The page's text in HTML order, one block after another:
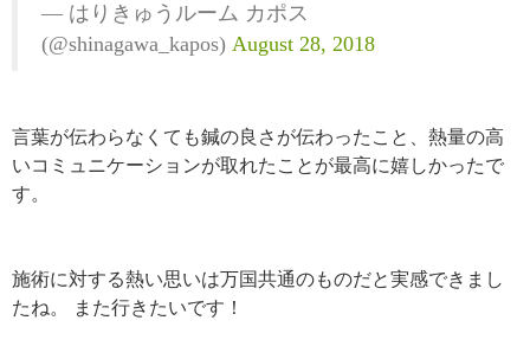
— はりきゅうルーム カポス
(@shinagawa_kapos) August 28, 2018
言葉が伝わらなくても鍼の良さが伝わったこと、熱量の高
いコミュニケーションが取れたことが最高に嬉しかったで
す。
施術に対する熱い思いは万国共通のものだと実感できまし
たね。
また行きたいです！